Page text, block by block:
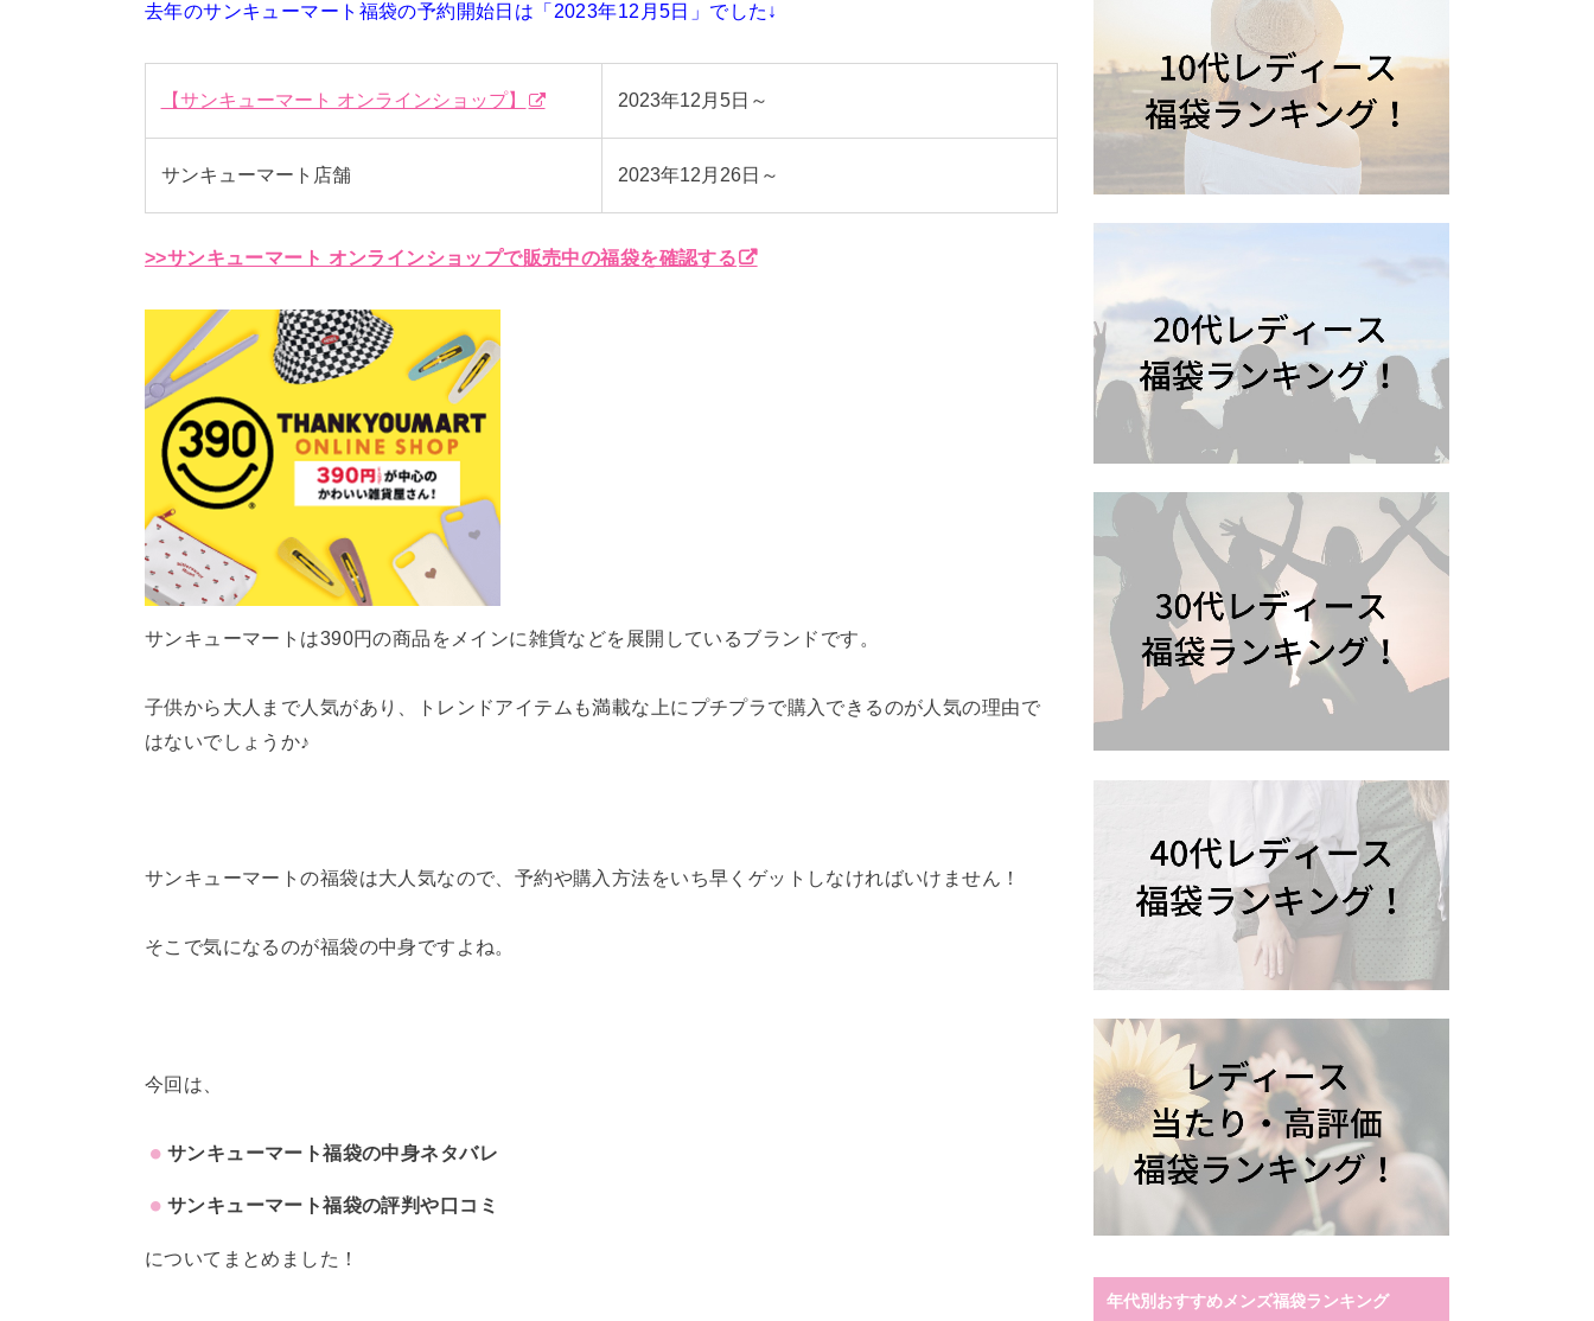
去年のサンキューマート福袋の予約開始日は「2023年12月5日」でした↓
【サンキューマート オンラインショップ】 2023年12月5日～
サンキューマート店舗 2023年12月26日～
>>サンキューマート オンラインショップで販売中の福袋を確認する
サンキューマートは390円の商品をメインに雑貨などを展開しているブランドです。
子供から大人まで人気があり、トレンドアイテムも満載な上にプチプラで購入できるのが人気の理由で
はないでしょうか♪
サンキューマートの福袋は大人気なので、予約や購入方法をいち早くゲットしなければいけません！
そこで気になるのが福袋の中身ですよね。
今回は、
サンキューマート福袋の中身ネタバレ
サンキューマート福袋の評判や口コミ
についてまとめました！
年代別おすすめメンズ福袋ランキング